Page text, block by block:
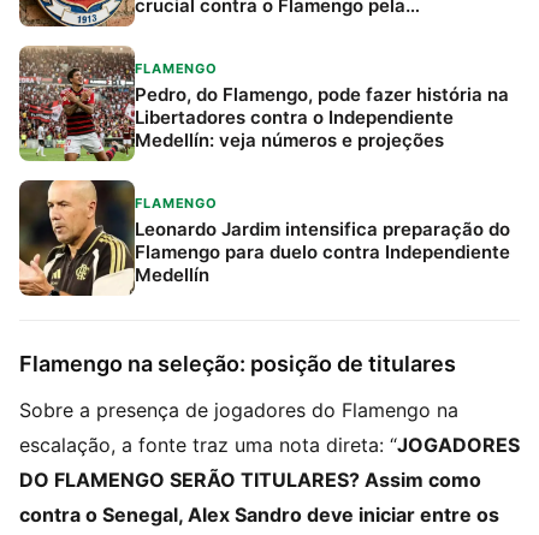
crucial contra o Flamengo pela
FLAMENGO
Pedro, do Flamengo, pode fazer história na
Libertadores contra o Independiente
Medellín: veja números e projeções
FLAMENGO
Leonardo Jardim intensifica preparação do
Flamengo para duelo contra Independiente
Medellín
Flamengo na seleção: posição de titulares
Sobre a presença de jogadores do Flamengo na
escalação, a fonte traz uma nota direta: “JOGADORES
DO FLAMENGO SERÃO TITULARES? Assim como
contra o Senegal, Alex Sandro deve iniciar entre os